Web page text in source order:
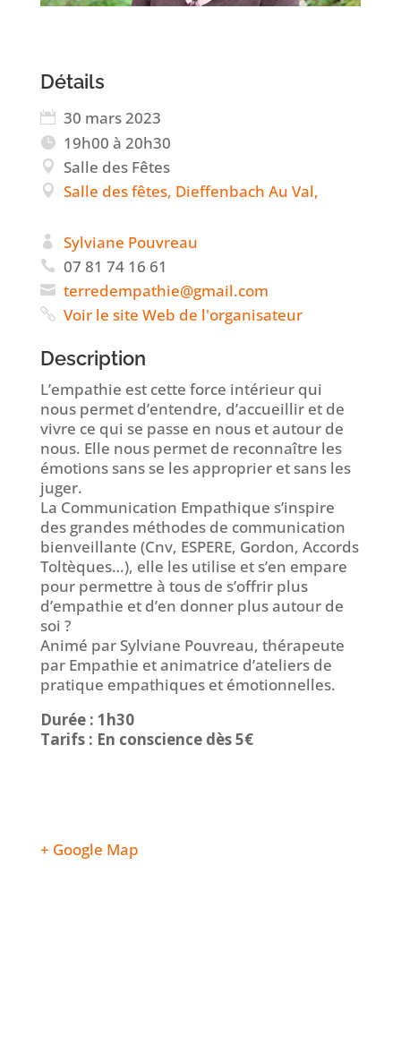
Détails
30 mars 2023
19h00 à 20h30
Salle des Fêtes
Salle des fêtes, Dieffenbach Au Val,
Sylviane Pouvreau
07 81 74 16 61
moc.l
iamg@
eihta
pmede
rret
Voir le site Web de l'organisateur
Description
L’empathie est cette force intérieur qui
nous permet d’entendre, d’accueillir et de
vivre ce qui se passe en nous et autour de
nous. Elle nous permet de reconnaître les
émotions sans se les approprier et sans les
juger.
La Communication Empathique s’inspire
des grandes méthodes de communication
bienveillante (Cnv, ESPERE, Gordon, Accords
Toltèques…), elle les utilise et s’en empare
pour permettre à tous de s’offrir plus
d’empathie et d’en donner plus autour de
soi ?
Animé par Sylviane Pouvreau, thérapeute
par Empathie et animatrice d’ateliers de
pratique empathiques et émotionnelles.
Durée : 1h30
Tarifs : En conscience dès 5€
+ Google Map